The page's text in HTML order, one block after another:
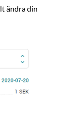
ändra din